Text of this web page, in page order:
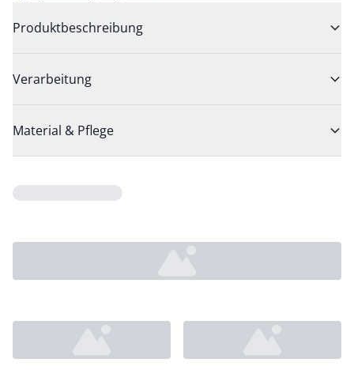
Produktbeschreibung
Verarbeitung
Material & Pflege